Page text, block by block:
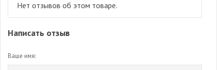
Нет отзывов об этом товаре.
Написать отзыв
Ваше имя: